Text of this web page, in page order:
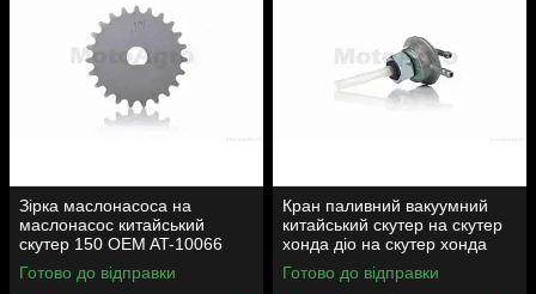
Зірка маслонасоса на
маслонасос китайський
скутер 150 OEM AT-10066
Готово до відправки
Кран паливний вакуумний
китайський скутер на скутер
хонда діо на скутер хонда
такт AF24 вкручується M16
AT-7074
Готово до відправки